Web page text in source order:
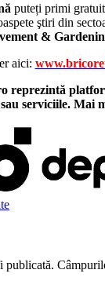
puteți primi
ştiri din
&
aici:
reprezintă
serviciile. Mai
publicată.